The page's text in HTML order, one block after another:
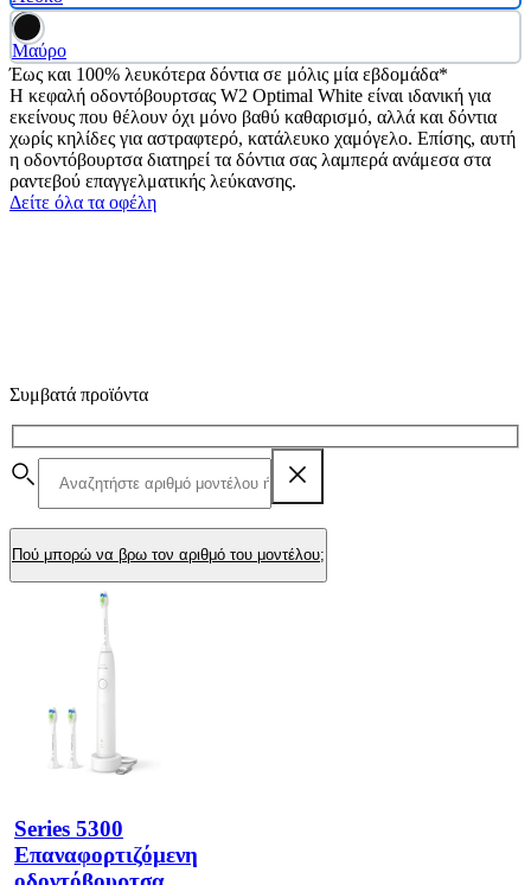
Μαύρο
Έως και 100% λευκότερα δόντια σε μόλις μία εβδομάδα*
Η κεφαλή οδοντόβουρτσας W2 Optimal White είναι ιδανική για
εκείνους που θέλουν όχι μόνο βαθύ καθαρισμό, αλλά και δόντια
χωρίς κηλίδες για αστραφτερό, κατάλευκο χαμόγελο. Επίσης, αυτή
η οδοντόβουρτσα διατηρεί τα δόντια σας λαμπερά ανάμεσα στα
ραντεβού επαγγελματικής λεύκανσης.
Δείτε όλα τα οφέλη
Συμβατά προϊόντα
Πού μπορώ να βρω τον αριθμό του μοντέλου;
Series 5300
Επαναφορτιζόμενη